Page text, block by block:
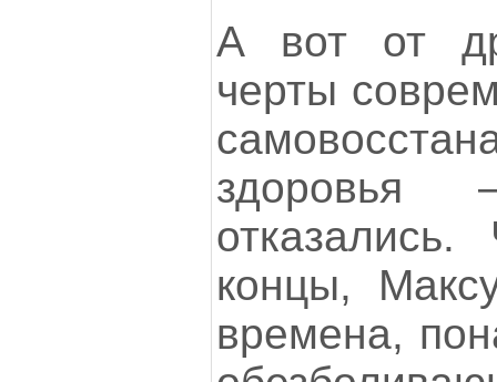
А вот от
черты
здоровья
концы,
времена,